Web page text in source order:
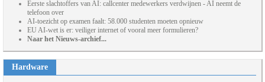
Eerste slachtoffers van AI: callcenter medewerkers verdwijnen - AI neemt de
telefoon over
AI-toezicht op examen faalt: 58.000 studenten moeten opnieuw
EU AI-wet is er: veiliger internet of vooral meer formulieren?
Naar het Nieuws-archief...
Hardware